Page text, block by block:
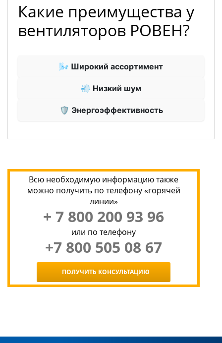
Какие преимущества у
вентиляторов РОВЕН?
🌬 Широкий ассортимент
💨 Низкий шум
🛡 Энергоэффективность
Всю необходимую информацию также
можно получить по телефону «горячей
линии»
+ 7 800 200 93 96
или по телефону
+7 800 505 08 67
ПОЛУЧИТЬ КОНСУЛЬТАЦИЮ